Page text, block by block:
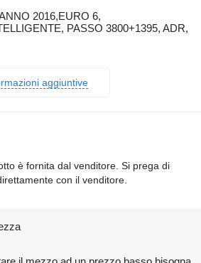
2016,EURO 6,
PASSO 3800+1395, ADR,
aggiuntive
è fornita dal venditore. Si prega di
con il venditore.